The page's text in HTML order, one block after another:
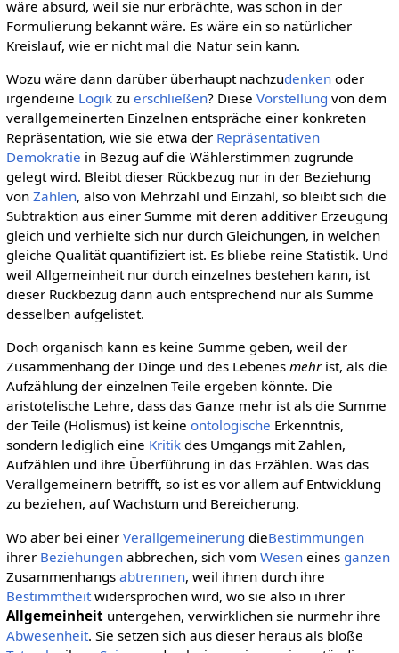
wäre absurd, weil sie nur erbrächte, was schon in der
Formulierung bekannt wäre. Es wäre ein so natürlicher
Kreislauf, wie er nicht mal die Natur sein kann.
Wozu wäre dann darüber überhaupt nachzudenkenoder
irgendeine Logikzu erschließen? Diese Vorstellung von dem
verallgemeinerten Einzelnen entspräche einer konkreten
Repräsentation, wie sie etwa der Repräsentativen
Demokratie in Bezug auf die Wählerstimmen zugrunde
gelegt wird. Bleibt dieser Rückbezug nur in der Beziehung
von Zahlen, also von Mehrzahl und Einzahl, so bleibt sich die
Subtraktion aus einer Summe mit deren additiver Erzeugung
gleich und verhielte sich nur durch Gleichungen, in welchen
gleiche Qualität quantifiziert ist. Es bliebe reine Statistik. Und
weil Allgemeinheit nur durch einzelnes bestehen kann, ist
dieser Rückbezug dann auch entsprechend nur als Summe
desselben aufgelistet.
Doch organisch kann es keine Summe geben, weil der
Zusammenhang der Dinge und des Lebenes mehrist, als die
Aufzählung der einzelnen Teile ergeben könnte. Die
aristotelische Lehre, dass das Ganze mehr ist als die Summe
der Teile (Holismus) ist keine ontologische Erkenntnis,
sondern lediglich eine Kritikdes Umgangs mit Zahlen,
Aufzählen und ihre Überführung in das Erzählen. Was das
Verallgemeinern betrifft, so ist es vor allem auf Entwicklung
zu beziehen, auf Wachstum und Bereicherung.
Wo aber bei einer Verallgemeinerung dieBestimmungen
ihrer Beziehungenabbrechen, sich vom Weseneines ganzen
Zusammenhangs abtrennen, weil ihnen durch ihre
Bestimmtheitwidersprochen wird, wo sie also in ihrer
Allgemeinheituntergehen, verwirklichen sie nurmehr ihre
Abwesenheit. Sie setzen sich aus dieser heraus als bloße